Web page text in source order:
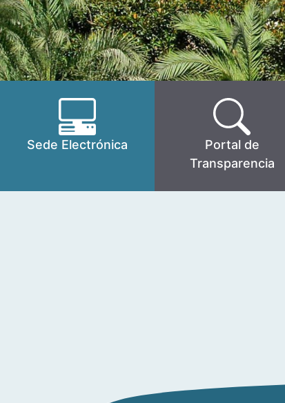
Sede Electrónica
Portal de
Transparencia